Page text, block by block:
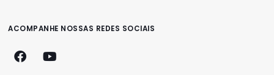
ACOMPANHE NOSSAS REDES SOCIAIS